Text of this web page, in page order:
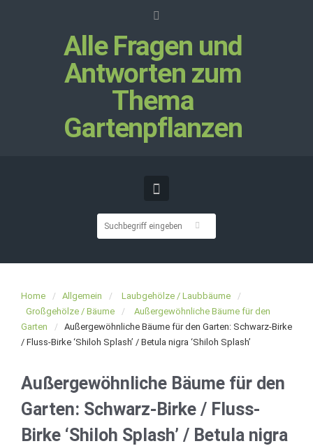
Alle Fragen und
Antworten zum
Thema
Gartenpflanzen
Home Allgemein
Laubgehölze / Laubbäume
Großgehölze / Bäume
Außergewöhnliche Bäume für den
Garten
Außergewöhnliche Bäume für den Garten: Schwarz-Birke
/ Fluss-Birke ‘Shiloh Splash’ / Betula nigra ‘Shiloh Splash’
Außergewöhnliche Bäume für den
Garten: Schwarz-Birke / Fluss-
Birke ‘Shiloh Splash’ / Betula nigra